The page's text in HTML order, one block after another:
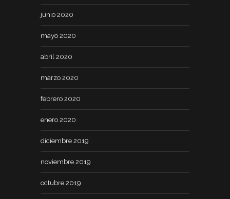
junio 2020
mayo 2020
abril 2020
marzo 2020
febrero 2020
enero 2020
diciembre 2019
noviembre 2019
octubre 2019